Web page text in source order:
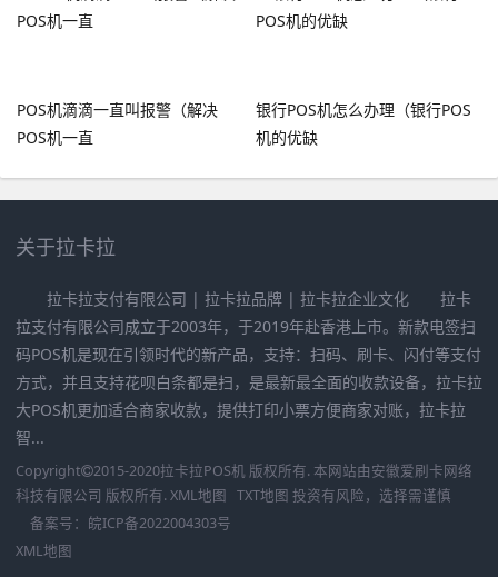
POS机滴滴一直叫报警（解决
POS机一直
银行POS机怎么办理（银行POS
机的优缺
关于拉卡拉
拉卡拉支付有限公司 | 拉卡拉品牌 | 拉卡拉企业文化 拉卡
拉支付有限公司成立于2003年，于2019年赴香港上市。新款电签扫
码POS机是现在引领时代的新产品，支持：扫码、刷卡、闪付等支付
方式，并且支持花呗白条都是扫，是最新最全面的收款设备，拉卡拉
大POS机更加适合商家收款，提供打印小票方便商家对账，拉卡拉
智...
Copyright 2015-2020拉卡拉POS机 版权所有. 本网站由安徽爱刷卡网络
科技有限公司 版权所有. XML地图 TXT地图 投资有风险，选择需谨慎
备案号： 皖ICP备2022004303号
XML地图